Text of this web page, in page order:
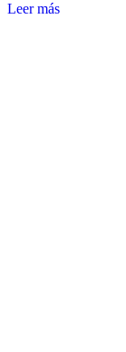
Leer más